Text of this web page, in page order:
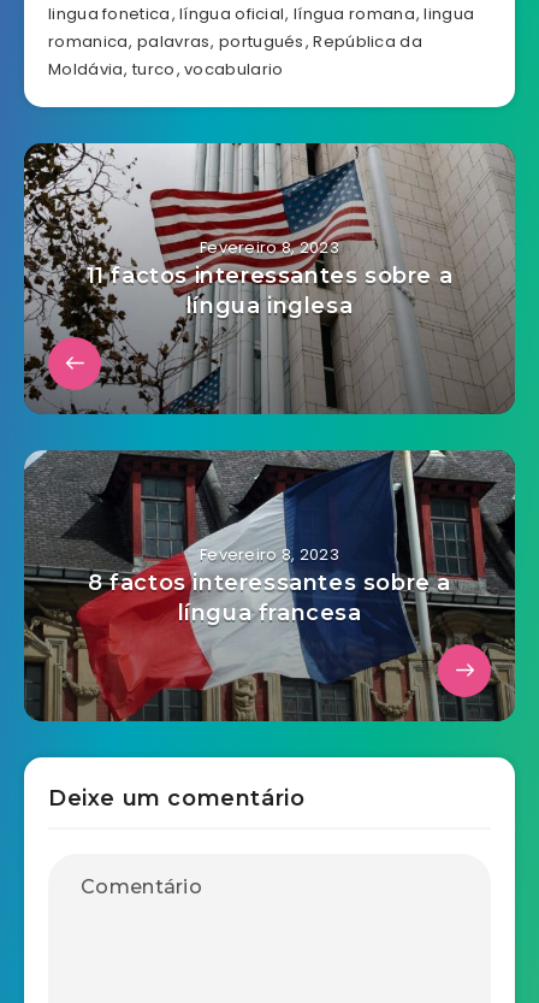
lingua fonetica,língua oficial, língua romana,lingua
romanica,palavras,portugués,República da
Moldávia,turco,vocabulario
Fevereiro 8, 2023
11 factos interessantes sobre a
língua inglesa
Fevereiro 8, 2023
8 factos interessantes sobre a
língua francesa
Deixe um comentário